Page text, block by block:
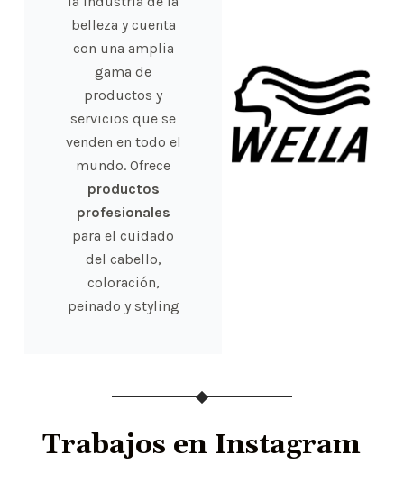
belleza y cuenta
con una amplia
gama de
productos y
servicios que se
venden en todo el
mundo. Ofrece
productos
profesionales
para el cuidado
del cabello,
coloración,
peinado y styling
Trabajos en Instagram